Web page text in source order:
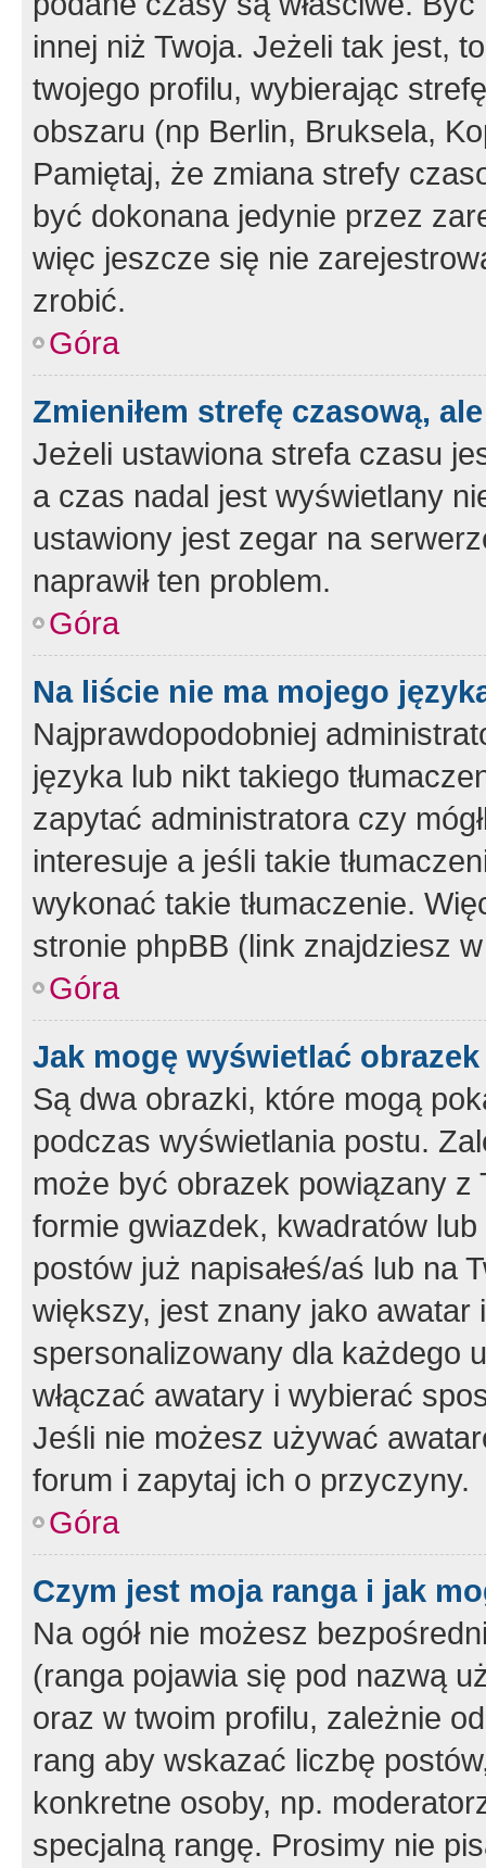
innej niż Twoja. Jeżeli tak jest,
twojego profilu, wybierając
obszaru (np Berlin, Bruksela,
Pamiętaj, że zmiana strefy
być dokonana jedynie przez
więc jeszcze się nie
zrobić.
Góra
Zmieniłem strefę czasową,
Jeżeli ustawiona strefa czasu
a czas nadal jest wyświetlany
ustawiony jest zegar na
naprawił ten problem.
Góra
Na liście nie ma mojego
Najprawdopodobniej
języka lub nikt takiego
zapytać administratora czy
interesuje a jeśli takie
wykonać takie tłumaczenie.
stronie phpBB (link znajdziesz
Góra
Jak mogę wyświetlać
Są dwa obrazki, które mogą
podczas wyświetlania postu.
może być obrazek powiązany z
formie gwiazdek, kwadratów
postów już napisałeś/aś lub na
większy, jest znany jako
spersonalizowany dla każdego
włączać awatary i wybierać
Jeśli nie możesz używać
forum i zapytaj ich o przyczyny.
Góra
Czym jest moja ranga i jak
Na ogół nie możesz
(ranga pojawia się pod nazwą
oraz w twoim profilu, zależnie
rang aby wskazać liczbę
konkretne osoby, np.
specjalną rangę. Prosimy nie